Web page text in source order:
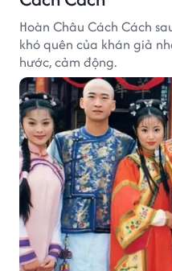
Hoàn Châu Cách Cách
khó quên của khán giả
hước, cảm động.